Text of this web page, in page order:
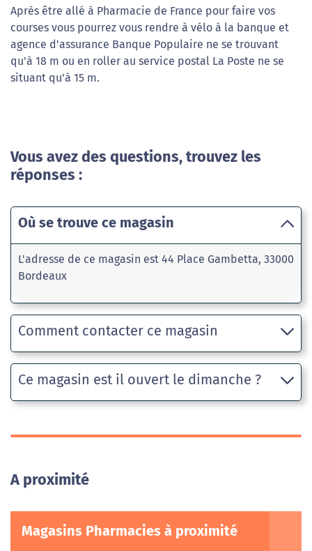
Après être allé à Pharmacie de France pour faire vos
courses vous pourrez vous rendre à vélo à la banque et
agence d'assurance Banque Populaire ne se trouvant
qu'à 18 m ou en roller au service postal La Poste ne se
situant qu'à 15 m.
Vous avez des questions, trouvez les
réponses :
Où se trouve ce magasin
L'adresse de ce magasin est 44 Place Gambetta, 33000
Bordeaux
Comment contacter ce magasin
Ce magasin est il ouvert le dimanche ?
A proximité
Magasins Pharmacies à proximité